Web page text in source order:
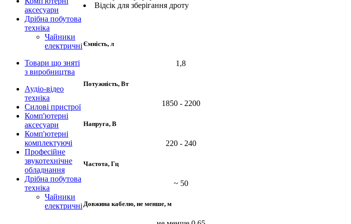
аксесуари
Дрібна побутова
техніка
Чайники
електричні
Товари що зняті
з виробництва
Аудіо-відео
техніка
Силові пристрої
Комп'ютерні
аксесуари
Комп'ютерні
комплектуючі
Професійне
звукотехнічне
обладнання
Дрібна побутова
техніка
Чайники
електричні
Відсік для зберігання дроту
Ємність, л
1,8
Потужність, Вт
1850 - 2200
Напруга, В
220 - 240
Частота, Гц
~ 50
Довжина кабелю, не менше, м